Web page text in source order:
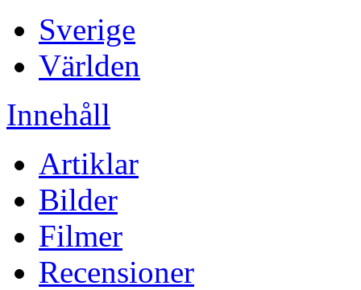
Sverige
Världen
Innehåll
Artiklar
Bilder
Filmer
Recensioner